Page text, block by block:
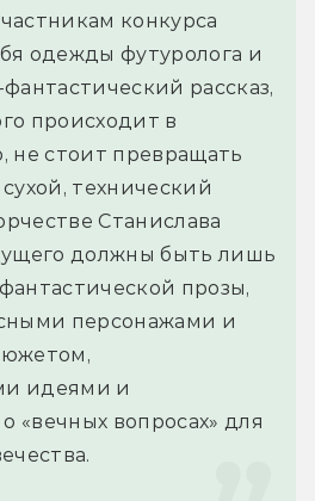
конкурса
одежды футуролога и
рассказ,
происходит в
не стоит превращать
технический
Станислава
должны быть лишь
прозы,
персонажами и
идеями и
«вечных вопросах» для